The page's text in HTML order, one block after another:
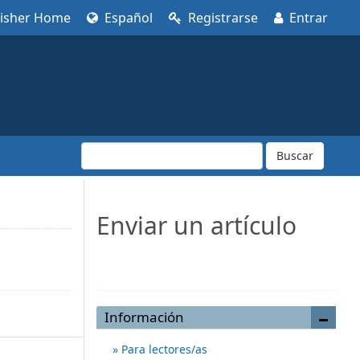
Home Español Registrarse Entrar
Buscar
Enviar un artículo
Información
Para lectores/as